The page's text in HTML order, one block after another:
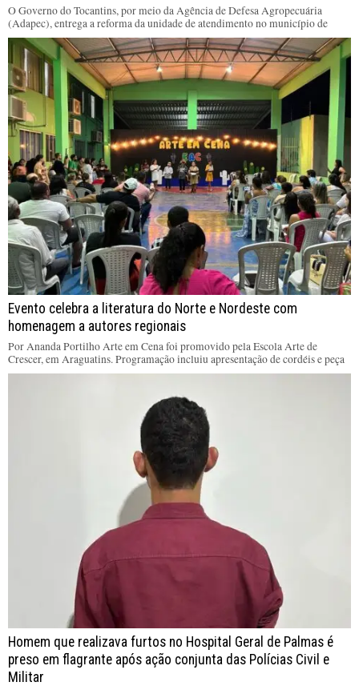
O Governo do Tocantins, por meio da Agência de Defesa Agropecuária
(Adapec), entrega a reforma da unidade de atendimento no município de
Evento celebra a literatura do Norte e Nordeste com
homenagem a autores regionais
Por Ananda Portilho Arte em Cena foi promovido pela Escola Arte de
Crescer, em Araguatins. Programação incluiu apresentação de cordéis e peça
Homem que realizava furtos no Hospital Geral de Palmas é
preso em flagrante após ação conjunta das Polícias Civil e
Militar